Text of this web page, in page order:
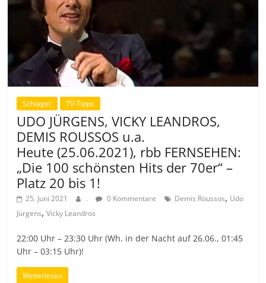
Schlager TV-Tipps
UDO JÜRGENS, VICKY LEANDROS,
DEMIS ROUSSOS u.a.
Heute (25.06.2021), rbb FERNSEHEN:
„Die 100 schönsten Hits der 70er“ –
Platz 20 bis 1!
25. Juni 2021 . 0 Kommentare Demis Roussos, Udo
Jürgens,Vicky Leandros
22:00 Uhr – 23:30 Uhr (Wh. in der Nacht auf 26.06., 01:45
Uhr – 03:15 Uhr)!
Weiterlesen